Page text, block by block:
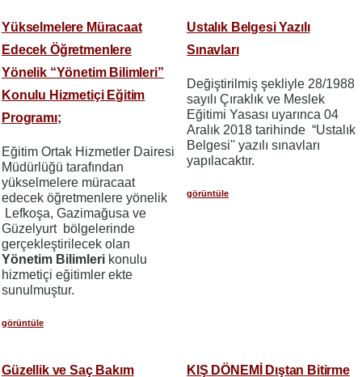
Yükselmelere Müracaat
Edecek Öğretmenlere
Yönelik “Yönetim Bilimleri”
Konulu Hizmetiçi Eğitim
Programı;
Eğitim Ortak Hizmetler Dairesi
Müdürlüğü tarafından
yükselmelere müracaat
edecek öğretmenlere yönelik
Lefkoşa, Gazimağusa ve
Güzelyurt bölgelerinde
gerçekleştirilecek olan
Yönetim Bilimleri konulu
hizmetiçi eğitimler ekte
sunulmuştur.
görüntüle
Ustalık Belgesi Yazılı
Sınavları
Değiştirilmiş şekliyle 28/1988
sayılı Çıraklık ve Meslek
Eğitimi Yasası uyarınca 04
Aralık 2018 tarihinde “Ustalık
Belgesi'' yazılı sınavları
yapılacaktır.
görüntüle
Güzellik ve Saç Bakım
KIŞ DÖNEMİ Dıştan Bitirme